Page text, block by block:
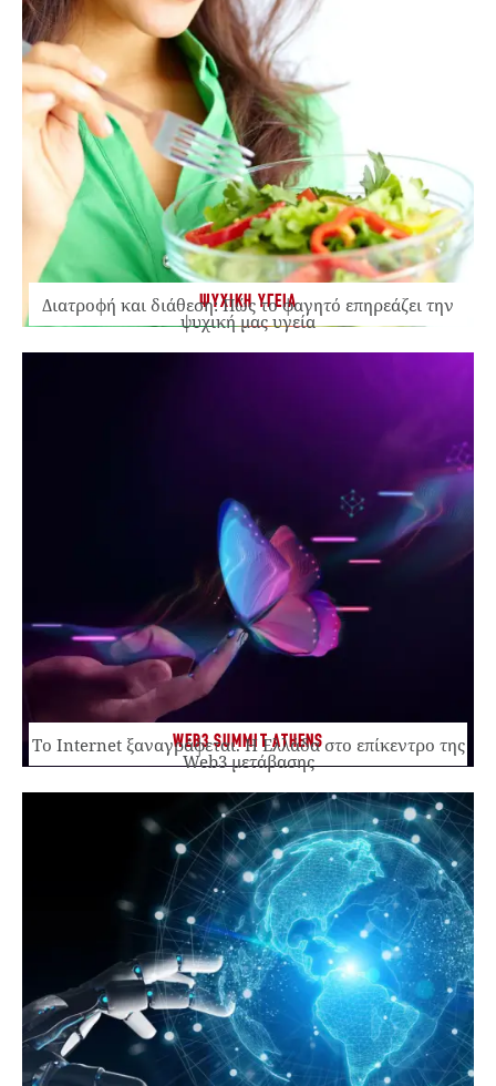
ΨΥΧΙΚΗ ΥΓΕΙΑ
Διατροφή και διάθεση: Πώς το φαγητό επηρεάζει την
ψυχική μας υγεία
WEB3 SUMMIT ATHENS
Το Internet ξαναγράφεται. Η Ελλάδα στο επίκεντρο της
Web3 μετάβασης